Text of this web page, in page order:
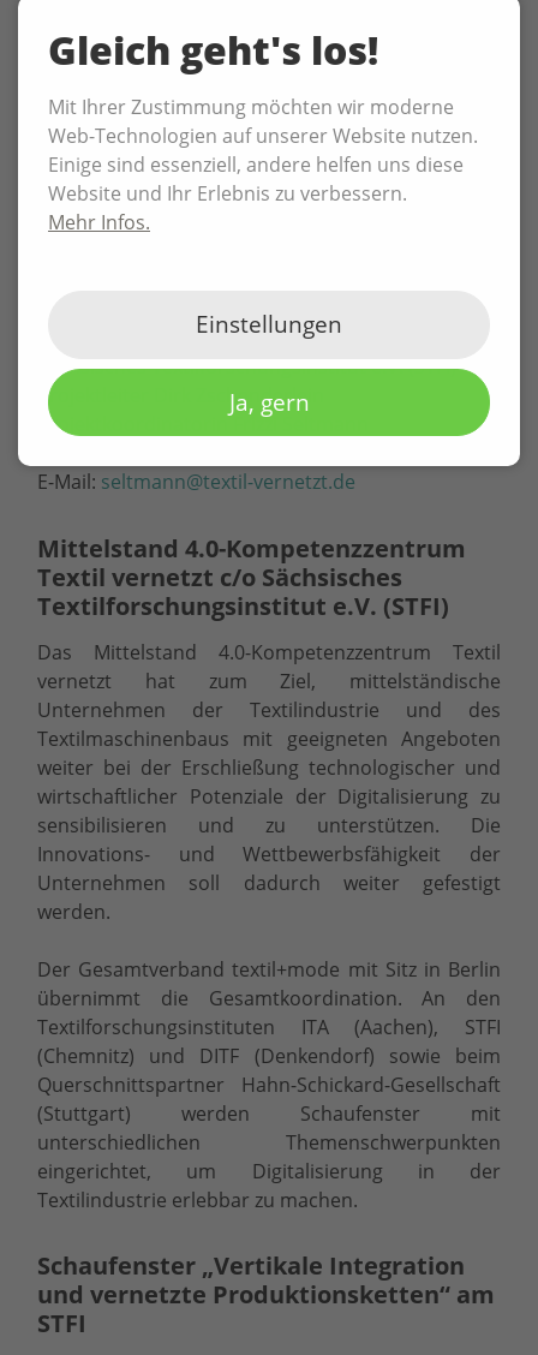
| Christoph Neuberg, Geschäftsführer
Industrie/Außenwirtschaft IHK
Chemnitz; Foto: P3N MARKETING
Mittelstand 4.0-KompetenzzentrumTextil
vernetzt
Schaufenster „Vertikale Integration und
vernetzte Produktionsketten“
Ansprechpartner und weitere Informationen
Sächsisches Textilforschungsinstitut e.V. (STFI)
Projektleiter Dirk Zschenderlein
Projektkoordinatorin Frizzi Seltmann
E-Mail: seltmann@textil-vernetzt.de
Mittelstand 4.0-Kompetenzzentrum
Textil vernetzt c/o Sächsisches
Textilforschungsinstitut e.V. (STFI)
Das Mittelstand 4.0-Kompetenzzentrum Textil
vernetzt hat zum Ziel, mittelständische
Unternehmen der Textilindustrie und des
Textilmaschinenbaus mit geeigneten Angeboten
weiter bei der Erschließung technologischer und
wirtschaftlicher Potenziale der Digitalisierung zu
sensibilisieren und zu unterstützen. Die
Innovations- und Wettbewerbsfähigkeit der
Unternehmen soll dadurch weiter gefestigt
werden.
Der Gesamtverband textil+mode mit Sitz in Berlin
übernimmt die Gesamtkoordination. An den
Textilforschungsinstituten ITA (Aachen), STFI
(Chemnitz) und DITF (Denkendorf) sowie beim
Querschnittspartner Hahn-Schickard-Gesellschaft
(Stuttgart) werden Schaufenster mit
unterschiedlichen Themenschwerpunkten
eingerichtet, um Digitalisierung in der
Textilindustrie erlebbar zu machen.
Schaufenster „Vertikale Integration
und vernetzte Produktionsketten“ am
STFI
Gleich geht's los!
Mit Ihrer Zustimmung möchten wir moderne
Web-Technologien auf unserer Website nutzen.
Einige sind essenziell, andere helfen uns diese
Website und Ihr Erlebnis zu verbessern.
Mehr Infos.
Einstellungen
Ja, gern